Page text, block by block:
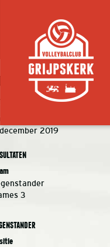
DS1 – VC
2019
3